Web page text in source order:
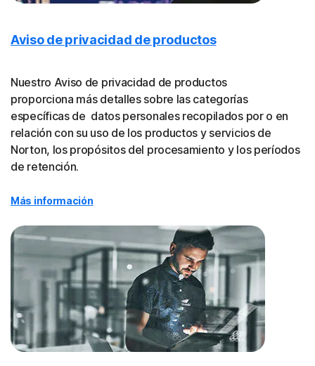
Aviso de privacidad de productos
Nuestro Aviso de privacidad de productos
proporciona más detalles sobre las categorías
específicas de datos personales recopilados por o en
relación con su uso de los productos y servicios de
Norton, los propósitos del procesamiento y los períodos
de retención.
Más información